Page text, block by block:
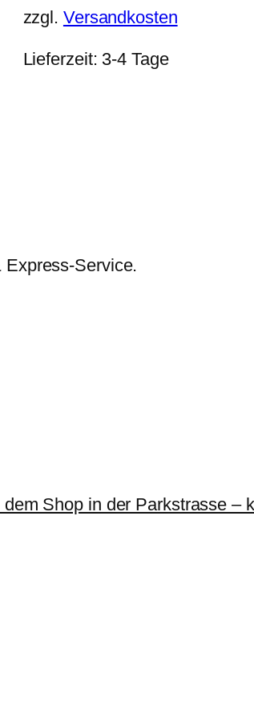
zzgl. Versandkosten
Lieferzeit: 3-4 Tage
Express-Service.
dem Shop in der Parkstrasse –